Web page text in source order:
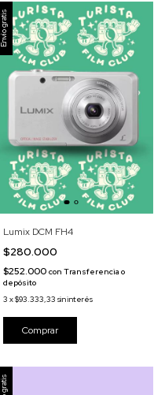
Envío gratis
Lumix DCM FH4
$280.000
$252.000 con Transferencia o
depósito
3 x$93.333,33 sin interés